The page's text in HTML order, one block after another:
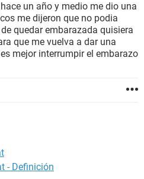
un año y medio me dio una
me dijeron que no podia
quedar embarazada quisiera
que me vuelva a dar una
mejor interrumpir el embarazo
- Definición